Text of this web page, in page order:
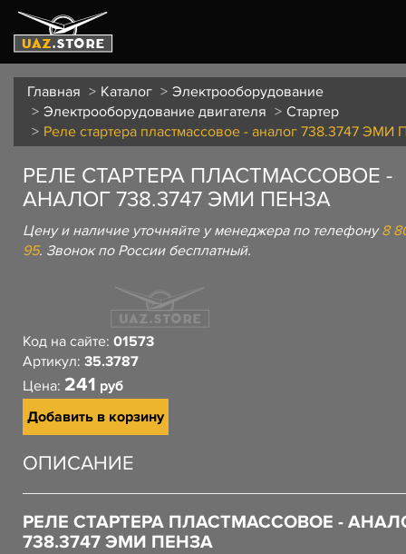
Главная Каталог
Электрооборудование
Электрооборудование двигателя
Стартер
Реле стартера пластмассовое - аналог 738.3747 ЭМИ
РЕЛЕ СТАРТЕРА ПЛАСТМАССОВОЕ -
АНАЛОГ 738.3747 ЭМИ ПЕНЗА
Цену и наличие уточняйте у менеджера по телефону8
95. Звонок по России бесплатный.
Код на сайте: 01573
Артикул: 35.3787
Цена: 241 руб
Добавить в корзину
ОПИСАНИЕ
РЕЛЕ СТАРТЕРА ПЛАСТМАССОВОЕ -
738.3747 ЭМИ ПЕНЗА